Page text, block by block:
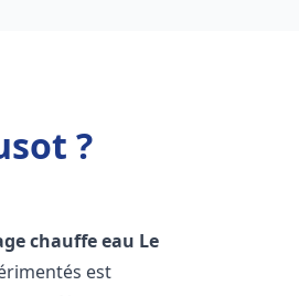
?
chauffe eau Le
est